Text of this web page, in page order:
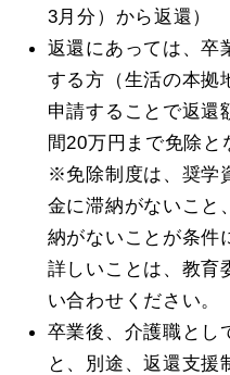
3月分）から返還）
返還にあっては、卒
する方（生活の本拠
申請することで返還
間20万円まで免除と
※免除制度は、奨学
金に滞納がないこと
納がないことが条件
詳しいことは、教育
い合わせください。
卒業後、介護職とし
と、別途、返還支援